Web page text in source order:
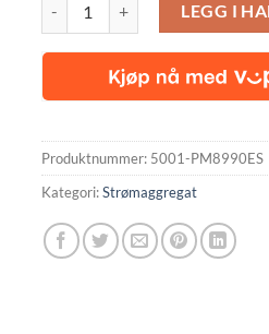
LEGG I
Produktnummer: 5001-PM8990ES
Kategori:Strømaggregat